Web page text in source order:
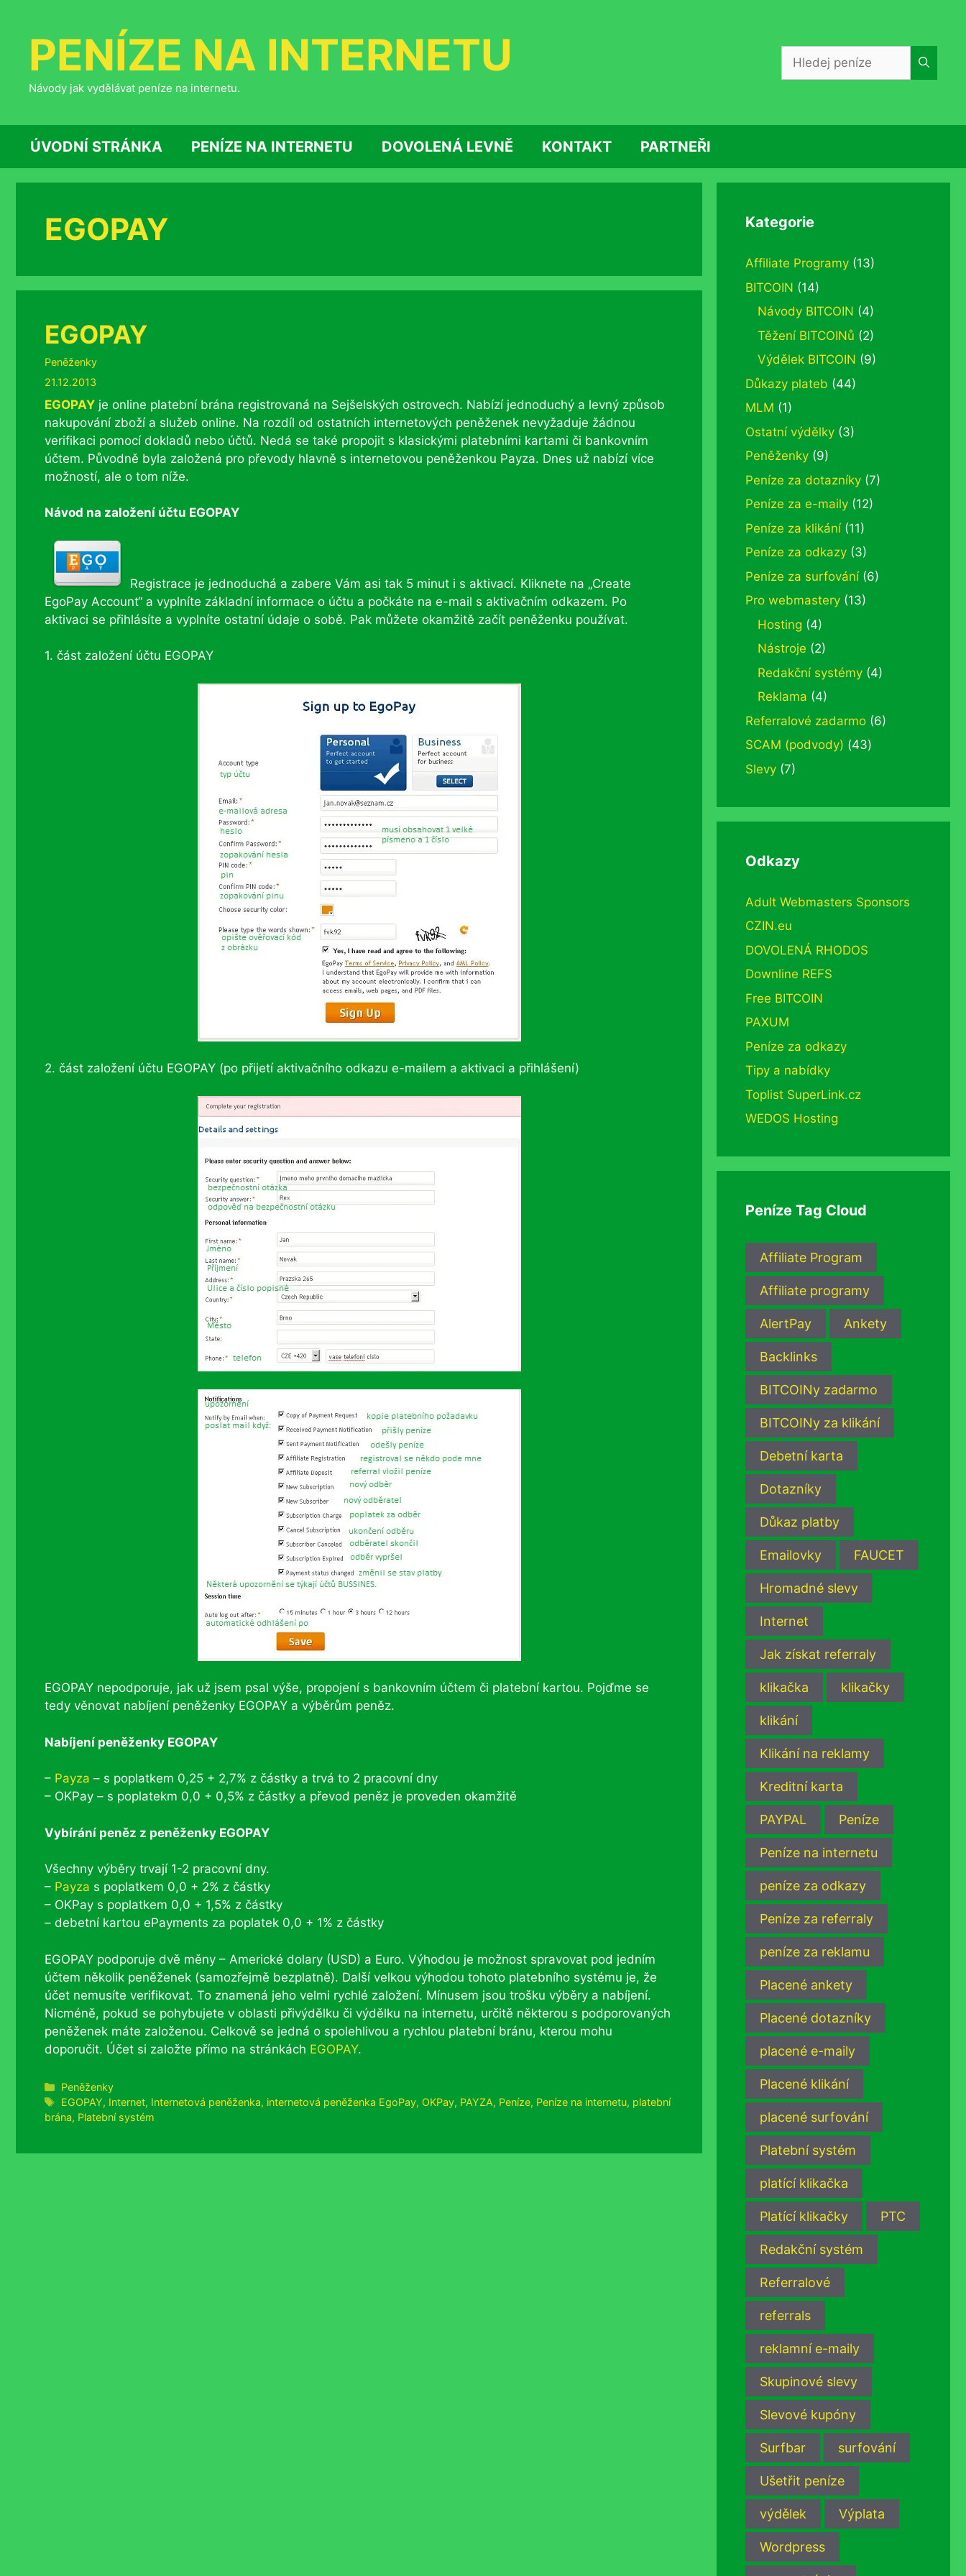
obsahPENÍZE NA INTERNETU
Návody jak vydělávat peníze na internetu.
ÚVODNÍ STRÁNKA PENÍZE NA INTERNETU DOVOLENÁ LEVNĚ KONTAKT PARTNEŘI
EGOPAY
EGOPAY
Rubriky
Peněženky
21.12.2013
EGOPAY je online platební brána registrovaná na Sejšelských ostrovech. Nabízí jednoduchý a levný způsob
nakupování zboží a služeb online. Na rozdíl od ostatních internetových peněženek nevyžaduje žádnou
verifikaci pomocí dokladů nebo účtů. Nedá se také propojit s klasickými platebními kartami či bankovním
účtem. Původně byla založená pro převody hlavně s internetovou peněženkou Payza. Dnes už nabízí více
možností, ale o tom níže.
Návod na založení účtu EGOPAY
Registrace je jednoduchá a zabere Vám asi tak 5 minut i s aktivací. Kliknete na „Create
EgoPay Account“ a vyplníte základní informace o účtu a počkáte na e-mail s aktivačním odkazem. Po
aktivaci se přihlásíte a vyplníte ostatní údaje o sobě. Pak můžete okamžitě začít peněženku používat.
1. část založení účtu EGOPAY
2. část založení účtu EGOPAY (po přijetí aktivačního odkazu e-mailem a aktivaci a přihlášení)
EGOPAY nepodporuje, jak už jsem psal výše, propojení s bankovním účtem či platební kartou. Pojďme se
tedy věnovat nabíjení peněženky EGOPAY a výběrům peněz.
Nabíjení peněženky EGOPAY
– Payza – s poplatkem 0,25 + 2,7% z částky a trvá to 2 pracovní dny
– OKPay – s poplatekm 0,0 + 0,5% z částky a převod peněz je proveden okamžitě
Vybírání peněz z peněženky EGOPAY
Všechny výběry trvají 1-2 pracovní dny.
– Payza s poplatkem 0,0 + 2% z částky
– OKPay s poplatkem 0,0 + 1,5% z částky
– debetní kartou ePayments za poplatek 0,0 + 1% z částky
EGOPAY podporuje dvě měny – Americké dolary (USD) a Euro. Výhodou je možnost spravovat pod jedním
účtem několik peněženek (samozřejmě bezplatně). Další velkou výhodou tohoto platebního systému je, že
účet nemusíte verifikovat. To znamená jeho velmi rychlé založení. Mínusem jsou trošku výběry a nabíjení.
Nicméně, pokud se pohybujete v oblasti přivýdělku či výdělku na internetu, určitě některou s podporovaných
peněženek máte založenou. Celkově se jedná o spolehlivou a rychlou platební bránu, kterou mohu
doporučit. Účet si založte přímo na stránkách EGOPAY.
Rubriky
Peněženky
Štítky
EGOPAY, Internet, Internetová peněženka, internetová peněženka EgoPay, OKPay, PAYZA, Peníze, Peníze na internetu, platební
brána, Platební systém
Kategorie
Affiliate Programy (13)
BITCOIN (14)
Návody BITCOIN (4)
Těžení BITCOINů (2)
Výdělek BITCOIN (9)
Důkazy plateb (44)
MLM (1)
Ostatní výdělky (3)
Peněženky (9)
Peníze za dotazníky (7)
Peníze za e-maily (12)
Peníze za klikání(11)
Peníze za odkazy (3)
Peníze za surfování(6)
Pro webmastery (13)
Hosting (4)
Nástroje (2)
Redakční systémy (4)
Reklama (4)
Referralové zadarmo (6)
SCAM (podvody) (43)
Slevy (7)
Odkazy
Adult Webmasters Sponsors
CZIN.eu
DOVOLENÁ RHODOS
Downline REFS
Free BITCOIN
PAXUM
Peníze za odkazy
Tipy a nabídky
Toplist SuperLink.cz
WEDOS Hosting
Peníze Tag Cloud
Affiliate Program
Affiliate programy
AlertPay Ankety
Backlinks
BITCOINy zadarmo
BITCOINy za klikání
Debetní karta
Dotazníky
Důkaz platby
Emailovky FAUCET
Hromadné slevy
Internet
Jak získat referraly
klikačka klikačky
klikání
Klikání na reklamy
Kreditní karta
PAYPAL Peníze
Peníze na internetu
peníze za odkazy
Peníze za referraly
peníze za reklamu
Placené ankety
Placené dotazníky
placené e-maily
Placené klikání
placené surfování
Platební systém
platící klikačka
Platící klikačky PTC
Redakční systém
Referralové
referrals
reklamní e-maily
Skupinové slevy
Slevové kupóny
Surfbar surfování
Ušetřit peníze
výdělek Výplata
Wordpress